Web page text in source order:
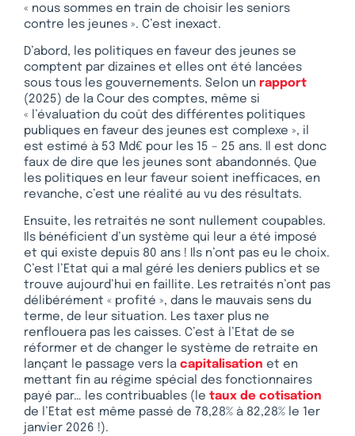
« nous sommes en train de choisir les seniors
contre les jeunes ». C’est inexact.
D’abord, les politiques en faveur des jeunes se
comptent par dizaines et elles ont été lancées
sous tous les gouvernements. Selon un rapport
(2025) de la Cour des comptes, même si
« l’évaluation du coût des différentes politiques
publiques en faveur des jeunes est complexe », il
est estimé à 53 Md€ pour les 15 – 25 ans. Il est donc
faux de dire que les jeunes sont abandonnés. Que
les politiques en leur faveur soient inefficaces, en
revanche, c’est une réalité au vu des résultats.
Ensuite, les retraités ne sont nullement coupables.
Ils bénéficient d’un système qui leur a été imposé
et qui existe depuis 80 ans ! Ils n’ont pas eu le choix.
C’est l’Etat qui a mal géré les deniers publics et se
trouve aujourd’hui en faillite. Les retraités n’ont pas
délibérément « profité », dans le mauvais sens du
terme, de leur situation. Les taxer plus ne
renflouera pas les caisses. C’est à l’Etat de se
réformer et de changer le système de retraite en
lançant le passage vers la capitalisation et en
mettant fin au régime spécial des fonctionnaires
payé par… les contribuables (le taux de cotisation
de l’Etat est même passé de 78,28% à 82,28% le 1er
janvier 2026 !).